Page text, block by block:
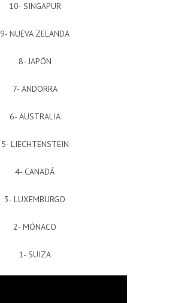
10- SINGAPUR
9- NUEVA ZELANDA
8- JAPÓN
7- ANDORRA
6- AUSTRALIA
5- LIECHTENSTEIN
4- CANADÁ
3- LUXEMBURGO
2- MÓNACO
1- SUIZA